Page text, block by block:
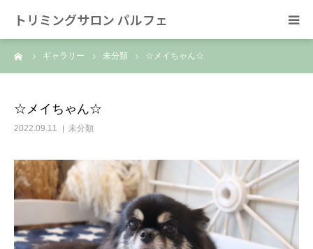
トリミングサロン パルフェ
ギャラリー 未分類 ☆メイちゃん☆
☆メイちゃん☆
2022.09.11 未分類
HOME
スタッフ
SNS/リンク